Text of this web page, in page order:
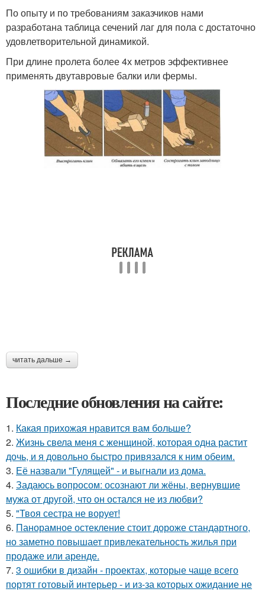
По опыту и по требованиям заказчиков нами
разработана таблица сечений лаг для пола с достаточно
удовлетворительной динамикой.
При длине пролета более 4х метров эффективнее
применять двутавровые балки или фермы.
читать дальше →
Последние обновления на сайте:
1. Какая прихожая нравится вам больше?
2. Жизнь свела меня с женщиной, которая одна растит
дочь, и я довольно быстро привязался к ним обеим.
3. Её назвали "Гулящей" - и выгнали из дома.
4. Задаюсь вопросом: осознают ли жёны, вернувшие
мужа от другой, что он остался не из любви?
5. "Твоя сестра не ворует!
6. Панорамное остекление стоит дороже стандартного,
но заметно повышает привлекательность жилья при
продаже или аренде.
7. 3 ошибки в дизайн - проектах, которые чаще всего
портят готовый интерьер - и из-за которых ожидание не